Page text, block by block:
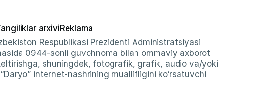
arxiviReklama
Respublikasi Prezidenti Administratsiyasi
0944-sonli guvohnoma bilan ommaviy axborot
shuningdek, fotografik, grafik, audio va/yoki
internet-nashrining muallifligini ko‘rsatuvchi